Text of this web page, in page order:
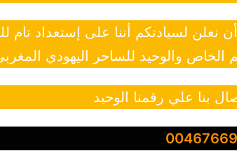
نعلن لسيادتكم أننا على إستعداد
الخاص والوحيد للساحر اليهودي
بنا علي رقمنا الوحيد